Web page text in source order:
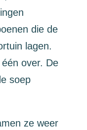
die de
lagen.
over. De
soep
ze weer